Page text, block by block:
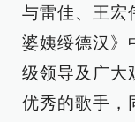
与雷佳、王宏
婆姨绥德汉》
级领导及广大
优秀的歌手，